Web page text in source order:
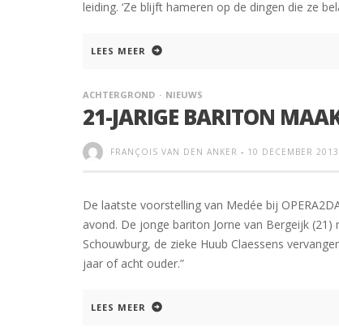
leiding. ‘Ze blijft hameren op de dingen die ze
LEES MEER
ACHTERGROND NIEUWS
21-JARIGE BARITON
FRANÇOIS VAN DEN ANKER - 10 DECEMBER 2013
De laatste voorstelling van Medée bij
avond. De jonge bariton Jorne van Bergeijk
Schouwburg, de zieke Huub Claessens
jaar of acht ouder.”
LEES MEER